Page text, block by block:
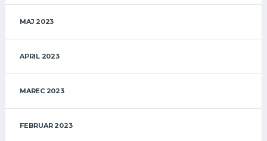
MAJ 2023
APRIL 2023
MAREC 2023
FEBRUAR 2023